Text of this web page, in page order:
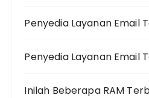
Penyedia Layanan Email
Penyedia Layanan Email
Inilah Beberapa RAM